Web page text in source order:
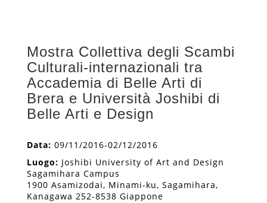
Mostra Collettiva degli Scambi
Culturali-internazionali tra
Accademia di Belle Arti di
Brera e Università Joshibi di
Belle Arti e Design
Data: 09/11/2016-02/12/2016
Luogo: Joshibi University of Art and Design
Sagamihara Campus
1900 Asamizodai, Minami-ku, Sagamihara,
Kanagawa 252-8538 Giappone